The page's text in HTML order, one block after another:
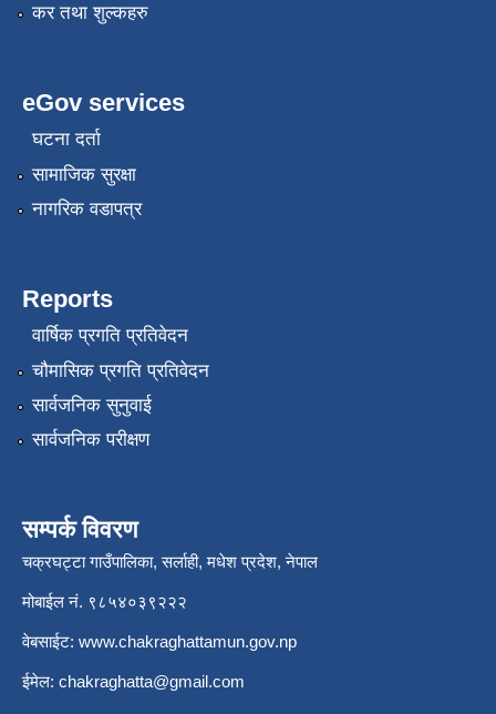
कर तथा शुल्कहरु
eGov services
घटना दर्ता
सामाजिक सुरक्षा
नागरिक वडापत्र
Reports
वार्षिक प्रगति प्रतिवेदन
चौमासिक प्रगति प्रतिवेदन
सार्वजनिक सुनुवाई
सार्वजनिक परीक्षण
सम्पर्क विवरण
चक्रघट्टा गाउँपालिका, सर्लाही, मधेश प्रदेश, नेपाल
मोबाईल नं. ९८५४०३९२२२
वेबसाईट: www.chakraghattamun.gov.np
ईमेल: chakraghatta@gmail.com